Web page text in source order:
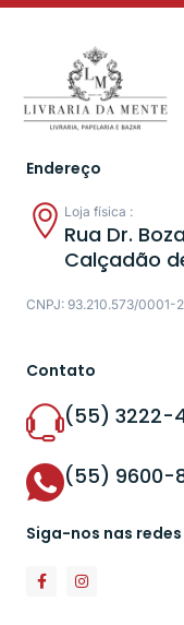
Endereço
Loja física :
Rua Dr.
Calçadão
CNPJ: 93.210.573/0001-
Contato
(55) 3222-
(55) 9600-
Siga-nos nas